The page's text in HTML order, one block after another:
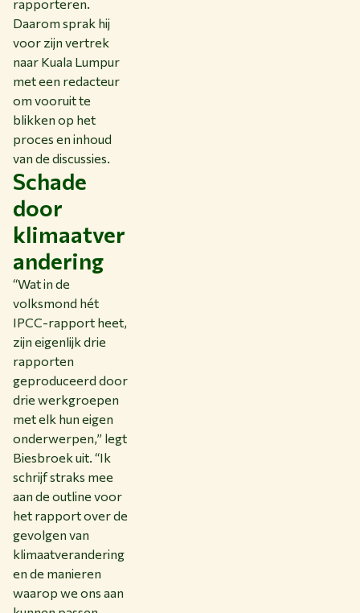
rapporteren.
Daarom sprak hij
voor zijn vertrek
naar Kuala Lumpur
met een redacteur
om vooruit te
blikken op het
proces en inhoud
van de discussies.
Schade
door
klimaatver
andering
“Wat in de
volksmond hét
IPCC-rapport heet,
zijn eigenlijk drie
rapporten
geproduceerd door
drie werkgroepen
met elk hun eigen
onderwerpen,” legt
Biesbroek uit. “Ik
schrijf straks mee
aan de outline voor
het rapport over de
gevolgen van
klimaatverandering
en de manieren
waarop we ons aan